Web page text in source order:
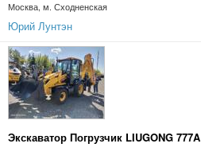
Москва, м. Сходненская
Юрий Лунтэн
Экскаватор Погрузчик LIUGONG 777A